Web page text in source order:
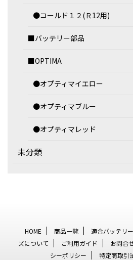
●コールド１２(Ｒ12用)
■バッテリー部品
■OPTIMA
●オプティマイエロー
●オプティマブルー
●オプティマレッド
未分類
HOME 商品一覧 適合バッテリ
ズについて
ご利用ガイド お問合
シーポリシー
特定商取引